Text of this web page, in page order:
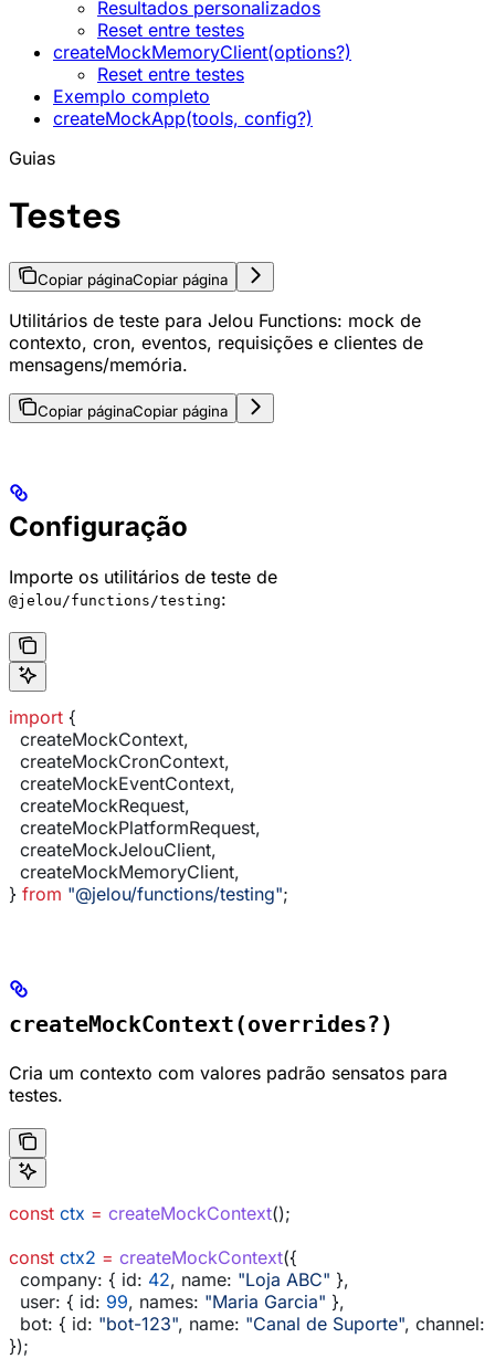
Resultados personalizados
Reset entre testes
createMockMemoryClient(options?)
Reset entre testes
Exemplo completo
createMockApp(tools, config?)
Guias
Testes
Copiar páginaCopiar página
Utilitários de teste para Jelou Functions: mock de
contexto, cron, eventos, requisições e clientes de
mensagens/memória.
Copiar páginaCopiar página
Configuração
Importe os utilitários de teste de
@jelou/functions/testing:
import {
  createMockContext
,
  createMockCronContext
,
  createMockEventContext
,
  createMockRequest
,
  createMockPlatformRequest
,
  createMockJelouClient
,
  createMockMemoryClient
,
} from "@jelou/functions/testing";
createMockContext(overrides?)
Cria um contexto com valores padrão sensatos para
testes.
const ctx = createMockContext();
const ctx2 = createMockContext({
  company:
{ id: 42, name: "Loja ABC" },
  user:
{ id: 99, names: "Maria Garcia" },
  bot:
{ id: "bot-123", name: "Canal de Suporte", channel:
});